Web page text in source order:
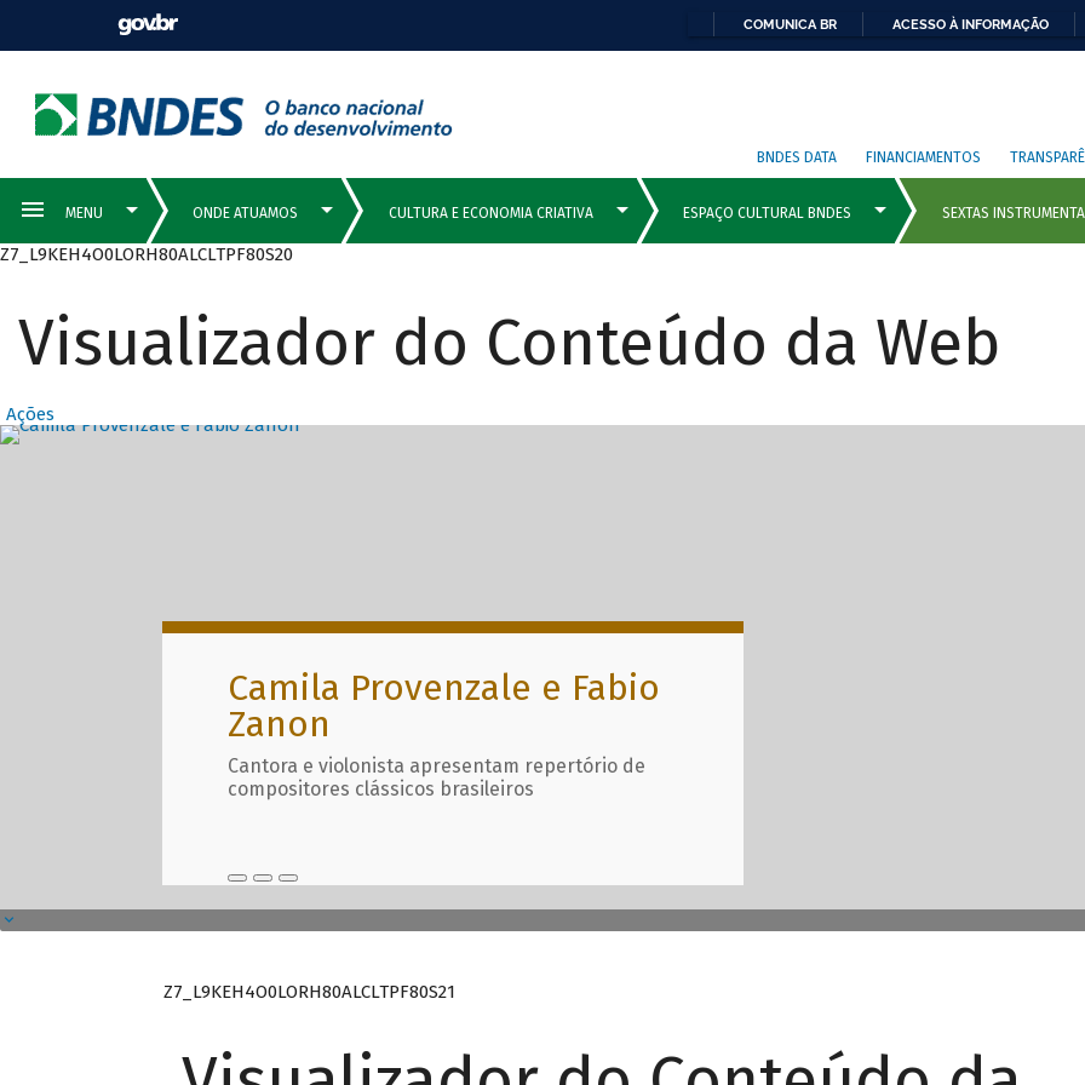
COMUNICA BR ACESSO À INFORMAÇÃO
BNDES DATA FINANCIAMENTOS
Z7_L9KEH4O0LORH80ALCLTPF80S20
Visualizador do Conteúdo da Web
Ações
Destaques Principais com
Camila Provenzale e Fabio
Zanon
Cantora e violonista apresentam repertório de
compositores clássicos brasileiros
Z7_L9KEH4O0LORH80ALCLTPF80S21